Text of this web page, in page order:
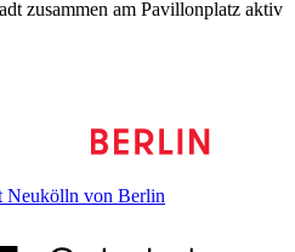
zusammen am Pavillonplatz aktiv
von Berlin